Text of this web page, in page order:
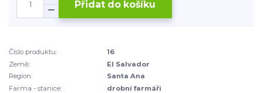
Přidat do košíku
Číslo produktu:
16
Země:
El Salvador
Region:
Santa Ana
Farma - stanice:
drobní farmáři